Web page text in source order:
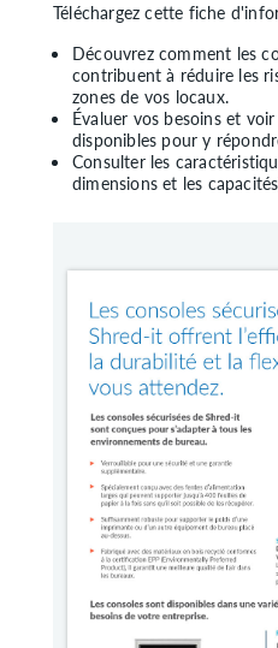
Téléchargez cette fiche
Découvrez comment les
contribuent à réduire les
zones de vos locaux.
Évaluer vos besoins et
disponibles pour y
Consulter les
dimensions et les